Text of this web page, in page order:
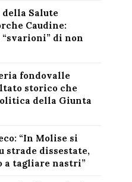
Salute
Caudine:
“svarioni” di non
fondovalle
storico che
della Giunta
“In Molise si
strade dissestate,
a tagliare nastri”